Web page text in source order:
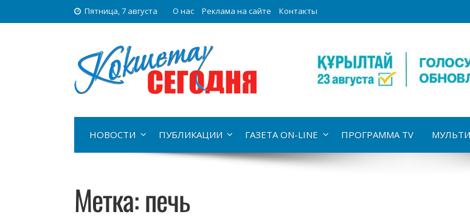
Пятница, 7 августа О нас Реклама на сайте Контакты
НОВОСТИ ПУБЛИКАЦИИ ГАЗЕТА ON-LINE ПРОГРАММА TV
Метка:печь